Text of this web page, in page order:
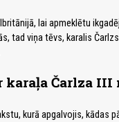
lai apmeklētu
tad viņa tēvs, karalis
karaļa Čarlza III
kurā apgalvojis, kādas